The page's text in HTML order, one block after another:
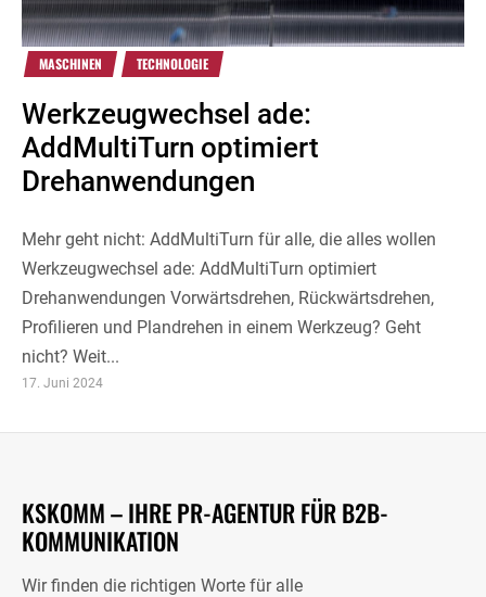
MASCHINEN TECHNOLOGIE
Werkzeugwechsel ade:
AddMultiTurn optimiert
Drehanwendungen
Mehr geht nicht: AddMultiTurn für alle, die alles wollen
Werkzeugwechsel ade: AddMultiTurn optimiert
Drehanwendungen Vorwärtsdrehen, Rückwärtsdrehen,
Profilieren und Plandrehen in einem Werkzeug? Geht
nicht? Weit...
17. Juni 2024
KSKOMM – IHRE PR-AGENTUR FÜR B2B-
KOMMUNIKATION
Wir finden die richtigen Worte für alle